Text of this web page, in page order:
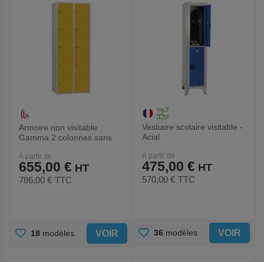
Armoire non visitable
Gamma 2 colonnes sans
À partir de
655,00 €
786,00 € TTC
AJOUTER
18 modèles VOIR
Vestiaire scolaire visitable -
Acial
À partir de
475,00 €
570,00 € TTC
AJOUTER
36 modèles VOIR